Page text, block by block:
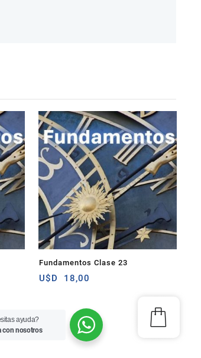
Fundamentos Clase 23
U$D 18,00
ayuda?
con nosotros